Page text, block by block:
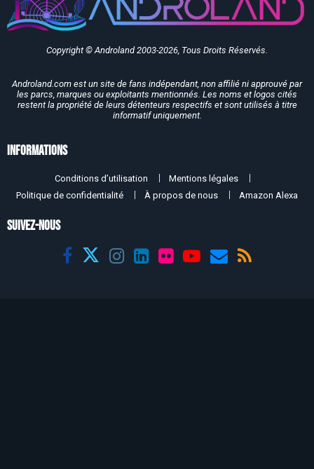
Copyright © Androland 2003-2026, Tous Droits Réservés.
Androland.com est un site de fans indépendant, non affilié ni approuvé par
les parcs, marques ou exploitants mentionnés. Les noms et logos cités
restent la propriété de leurs détenteurs respectifs et sont utilisés à titre
informatif uniquement.
Informations
Conditions d’utilisation
Mentions légales
Politique de confidentialité
À propos de nous Amazon Alexa
SUIVEZ-NOUS